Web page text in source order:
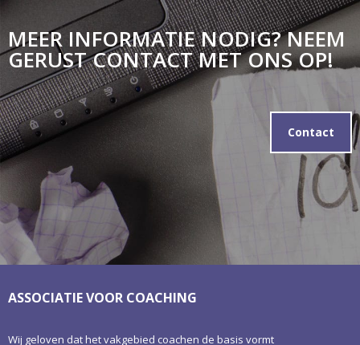
MEER INFORMATIE NODIG? NEEM
GERUST CONTACT MET ONS OP!
Contact
ASSOCIATIE VOOR COACHING
Wij geloven dat het vakgebied coachen de basis vormt